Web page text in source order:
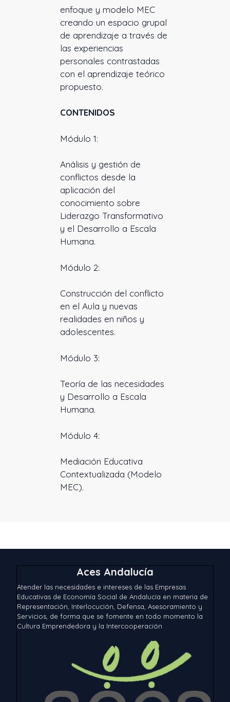
enfoque y modelo MEC
creando un espacio grupal
de aprendizaje a través de
las experiencias
personales contrastadas
con el aprendizaje teórico
propuesto.
CONTENIDOS
Módulo 1:
Análisis y gestión de
conflictos desde la
aplicación del
conocimiento sobre
Liderazgo Transformativo
y el Desarrollo a Escala
Humana.
Módulo 2:
Construcción del conflicto
en el Aula y nuevas
realidades en niños y
adolescentes.
Módulo 3:
Teoría de las necesidades
y Desarrollo a Escala
Humana.
Módulo 4:
Mediación Educativa
Contextualizada (Modelo
MEC).
Aces Andalucía
Atender las necesidades e intereses de las Empresas
Educativas de Economía Social de Andalucía en materia de
Representación, Interlocución, Defensa, Asesoramiento y
Servicios, de forma que se fomente en todo momento la
Cultura Emprendedora y la Intercooperación